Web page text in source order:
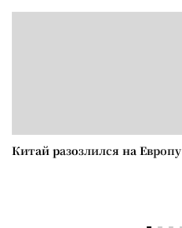
Китай разозлился на Европу